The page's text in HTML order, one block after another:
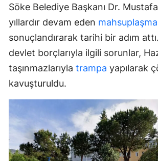
Söke Belediye Başkanı Dr.
yıllardır devam eden mahsuplaşma
sonuçlandırarak tarihi bir adım
devlet borçlarıyla ilgili sorunlar,
taşınmazlarıyla trampa yapılarak
kavuşturuldu.